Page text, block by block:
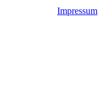
Impressum